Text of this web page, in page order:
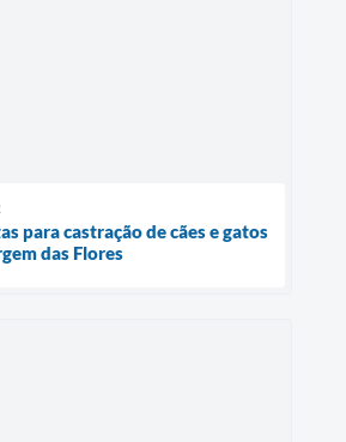
para castração de cães e gatos
das Flores